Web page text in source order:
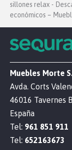
sillones relax -
económicos –
Muebles Morte
Avda. Corts
46016 Tavernes
España
Tel: 961 851 911
Tel: 652163673